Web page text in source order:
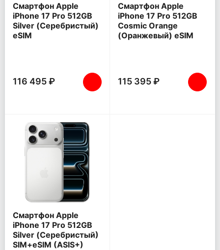
Смартфон Apple
iPhone 17 Pro 512GB
Silver (Серебристый)
eSIM
116 495 ₽
Смартфон Apple
iPhone 17 Pro 512GB
Cosmic Orange
(Оранжевый) eSIM
115 395 ₽
Смартфон Apple
iPhone 17 Pro 512GB
Silver (Серебристый)
SIM+eSIM (ASIS+)